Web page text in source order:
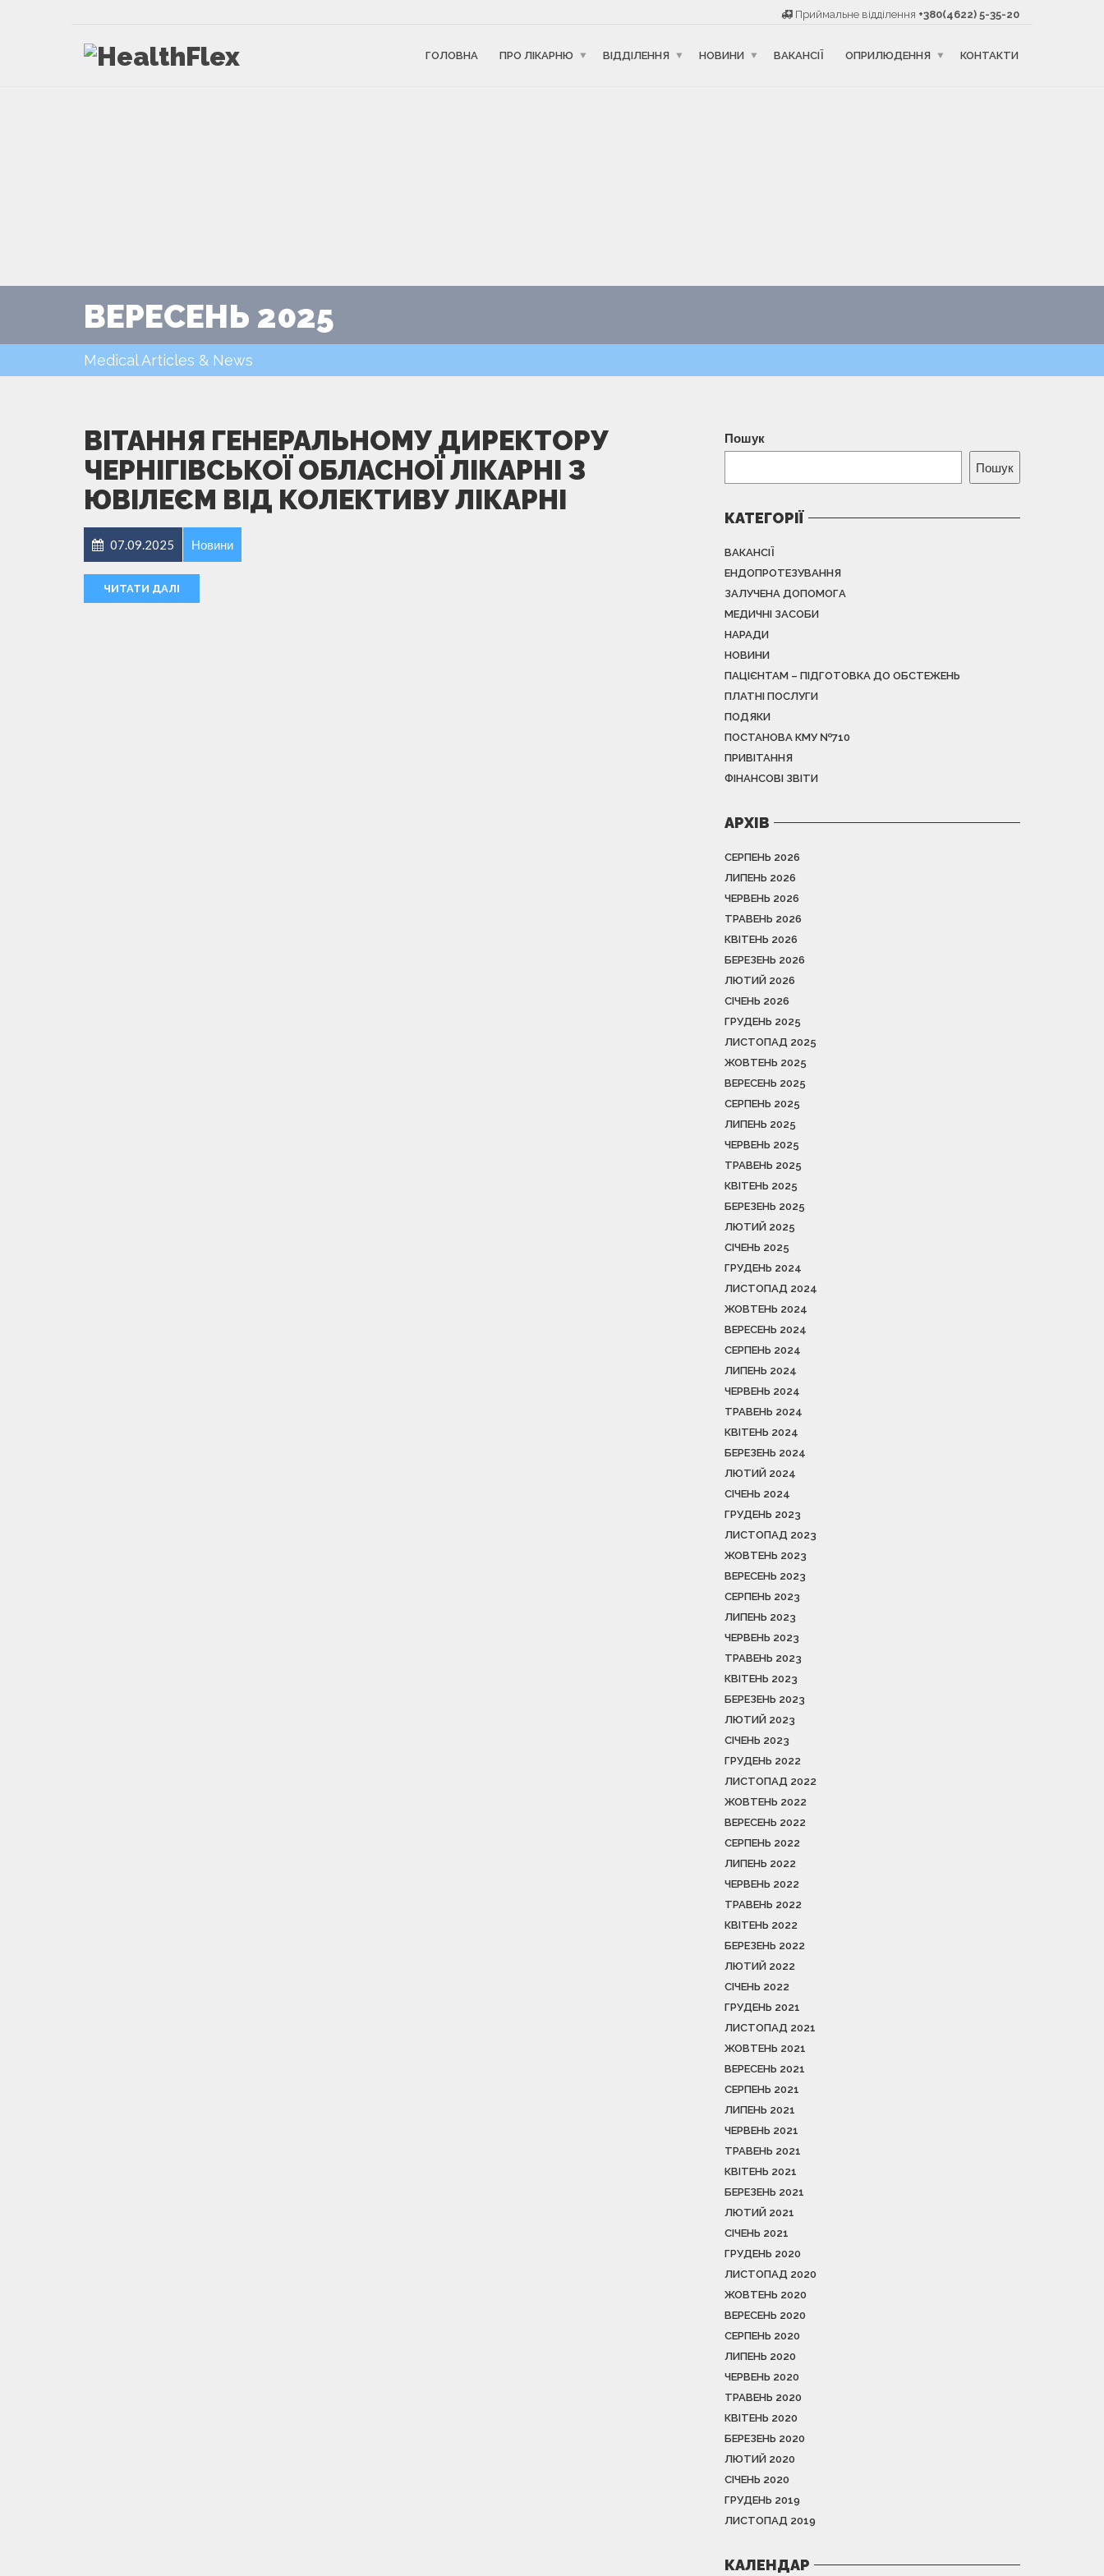
Приймальне відділення +380(4622) 5-35-20
ГОЛОВНА ПРО ЛІКАРНЮ ВІДДІЛЕННЯ НОВИНИ ВАКАНСІЇ ОПРИЛЮДЕННЯ КОНТАКТИ
ВЕРЕСЕНЬ 2025
Medical Articles & News
ВІТАННЯ ГЕНЕРАЛЬНОМУ ДИРЕКТОРУ
ЧЕРНІГІВСЬКОЇ ОБЛАСНОЇ ЛІКАРНІ З
ЮВІЛЕЄМ ВІД КОЛЕКТИВУ ЛІКАРНІ
07.09.2025 Новини
ЧИТАТИ ДАЛІ
Пошук
Пошук
КАТЕГОРІЇ
ВАКАНСІЇ
ЕНДОПРОТЕЗУВАННЯ
ЗАЛУЧЕНА ДОПОМОГА
МЕДИЧНІ ЗАСОБИ
НАРАДИ
НОВИНИ
ПАЦІЄНТАМ – ПІДГОТОВКА ДО ОБСТЕЖЕНЬ
ПЛАТНІ ПОСЛУГИ
ПОДЯКИ
ПОСТАНОВА КМУ №710
ПРИВІТАННЯ
ФІНАНСОВІ ЗВІТИ
АРХІВ
СЕРПЕНЬ 2026
ЛИПЕНЬ 2026
ЧЕРВЕНЬ 2026
ТРАВЕНЬ 2026
КВІТЕНЬ 2026
БЕРЕЗЕНЬ 2026
ЛЮТИЙ 2026
СІЧЕНЬ 2026
ГРУДЕНЬ 2025
ЛИСТОПАД 2025
ЖОВТЕНЬ 2025
ВЕРЕСЕНЬ 2025
СЕРПЕНЬ 2025
ЛИПЕНЬ 2025
ЧЕРВЕНЬ 2025
ТРАВЕНЬ 2025
КВІТЕНЬ 2025
БЕРЕЗЕНЬ 2025
ЛЮТИЙ 2025
СІЧЕНЬ 2025
ГРУДЕНЬ 2024
ЛИСТОПАД 2024
ЖОВТЕНЬ 2024
ВЕРЕСЕНЬ 2024
СЕРПЕНЬ 2024
ЛИПЕНЬ 2024
ЧЕРВЕНЬ 2024
ТРАВЕНЬ 2024
КВІТЕНЬ 2024
БЕРЕЗЕНЬ 2024
ЛЮТИЙ 2024
СІЧЕНЬ 2024
ГРУДЕНЬ 2023
ЛИСТОПАД 2023
ЖОВТЕНЬ 2023
ВЕРЕСЕНЬ 2023
СЕРПЕНЬ 2023
ЛИПЕНЬ 2023
ЧЕРВЕНЬ 2023
ТРАВЕНЬ 2023
КВІТЕНЬ 2023
БЕРЕЗЕНЬ 2023
ЛЮТИЙ 2023
СІЧЕНЬ 2023
ГРУДЕНЬ 2022
ЛИСТОПАД 2022
ЖОВТЕНЬ 2022
ВЕРЕСЕНЬ 2022
СЕРПЕНЬ 2022
ЛИПЕНЬ 2022
ЧЕРВЕНЬ 2022
ТРАВЕНЬ 2022
КВІТЕНЬ 2022
БЕРЕЗЕНЬ 2022
ЛЮТИЙ 2022
СІЧЕНЬ 2022
ГРУДЕНЬ 2021
ЛИСТОПАД 2021
ЖОВТЕНЬ 2021
ВЕРЕСЕНЬ 2021
СЕРПЕНЬ 2021
ЛИПЕНЬ 2021
ЧЕРВЕНЬ 2021
ТРАВЕНЬ 2021
КВІТЕНЬ 2021
БЕРЕЗЕНЬ 2021
ЛЮТИЙ 2021
СІЧЕНЬ 2021
ГРУДЕНЬ 2020
ЛИСТОПАД 2020
ЖОВТЕНЬ 2020
ВЕРЕСЕНЬ 2020
СЕРПЕНЬ 2020
ЛИПЕНЬ 2020
ЧЕРВЕНЬ 2020
ТРАВЕНЬ 2020
КВІТЕНЬ 2020
БЕРЕЗЕНЬ 2020
ЛЮТИЙ 2020
СІЧЕНЬ 2020
ГРУДЕНЬ 2019
ЛИСТОПАД 2019
КАЛЕНДАР